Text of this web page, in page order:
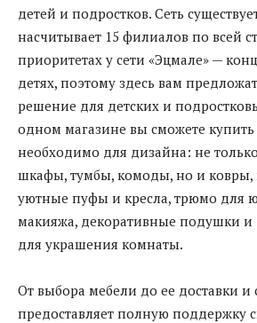
детей и подростков. Сеть
насчитывает 15 филиалов по всей
приоритетах у сети «Эцмале» —
детях, поэтому здесь вам
решение для детских и
одном магазине вы сможете купить
необходимо для дизайна: не
шкафы, тумбы, комоды, но и ковры,
уютные пуфы и кресла, трюмо для
макияжа, декоративные подушки и
для украшения комнаты.
От выбора мебели до ее доставки и
предоставляет полную поддержку